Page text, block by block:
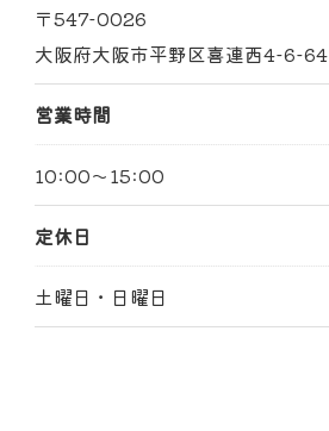
〒547-0026
大阪府大阪市平野区喜連西4-6-64
営業時間
10:00～15:00
定休日
土曜日・日曜日